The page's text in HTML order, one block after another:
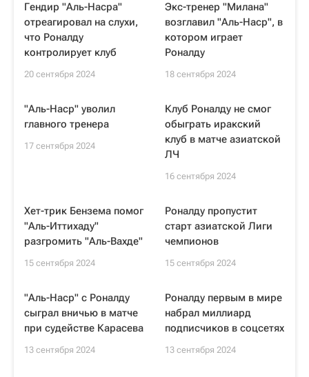
Гендир "Аль-Насра"
отреагировал на слухи,
что Роналду
контролирует клуб
20 сентября 2024
Экс-тренер "Милана"
возглавил "Аль-Наср", в
котором играет
Роналду
18 сентября 2024
"Аль-Наср" уволил
главного тренера
17 сентября 2024
Клуб Роналду не смог
обыграть иракский
клуб в матче азиатской
ЛЧ
16 сентября 2024
Хет-трик Бензема помог
"Аль-Иттихаду"
разгромить "Аль-Вахде"
15 сентября 2024
Роналду пропустит
старт азиатской Лиги
чемпионов
15 сентября 2024
"Аль-Наср" с Роналду
сыграл вничью в матче
при судействе Карасева
13 сентября 2024
Роналду первым в мире
набрал миллиард
подписчиков в соцсетях
13 сентября 2024